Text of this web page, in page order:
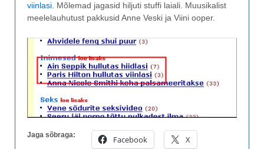
viinlasi. Mõlemad jagasid hiljuti stuffi laiali. Muusikalist
meelelauhutust pakkusid Anne Veski ja Viini ooper.
Jaga sõbraga: Facebook X